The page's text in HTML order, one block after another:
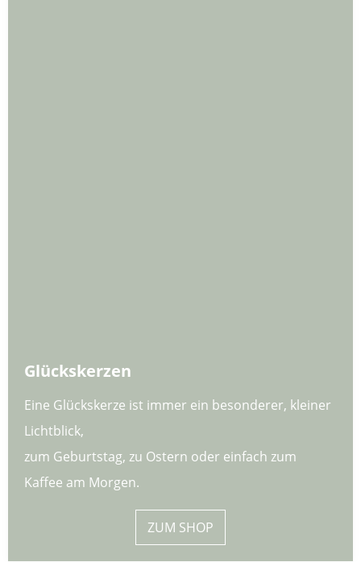
Glückskerzen
Eine Glückskerze ist immer ein besonderer, kleiner
Lichtblick,
zum Geburtstag, zu Ostern oder einfach zum
Kaffee am Morgen.
ZUM SHOP